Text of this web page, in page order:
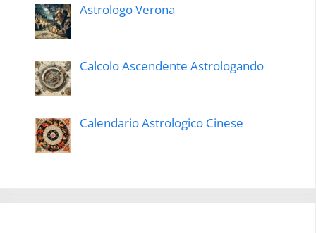
Astrologo Verona
Calcolo Ascendente Astrologando
Calendario Astrologico Cinese